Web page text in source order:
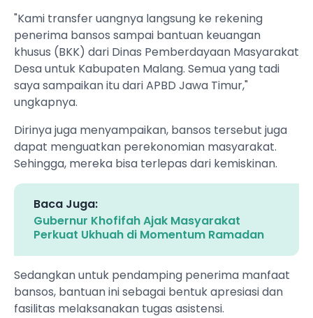
"Kami transfer uangnya langsung ke rekening
penerima bansos sampai bantuan keuangan
khusus (BKK) dari Dinas Pemberdayaan Masyarakat
Desa untuk Kabupaten Malang. Semua yang tadi
saya sampaikan itu dari APBD Jawa Timur,"
ungkapnya.
Dirinya juga menyampaikan, bansos tersebut juga
dapat menguatkan perekonomian masyarakat.
Sehingga, mereka bisa terlepas dari kemiskinan.
Baca Juga:
Gubernur Khofifah Ajak Masyarakat
Perkuat Ukhuah di Momentum Ramadan
Sedangkan untuk pendamping penerima manfaat
bansos, bantuan ini sebagai bentuk apresiasi dan
fasilitas melaksanakan tugas asistensi.